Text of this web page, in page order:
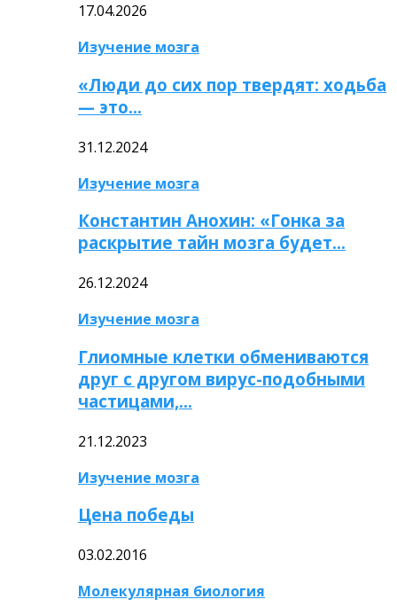
17.04.2026
Изучение мозга
«Люди до сих пор твердят: ходьба
— это…
31.12.2024
Изучение мозга
Константин Анохин: «Гонка за
раскрытие тайн мозга будет…
26.12.2024
Изучение мозга
Глиомные клетки обмениваются
друг с другом вирус-подобными
частицами,…
21.12.2023
Изучение мозга
Цена победы
03.02.2016
Молекулярная биология